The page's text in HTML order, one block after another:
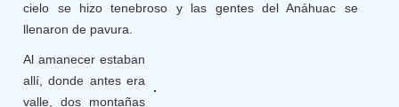
cielo se hizo tenebroso y las gentes del Anáhuac se
llenaron de pavura.
Al amanecer estaban
allí, donde antes era
valle, dos montañas